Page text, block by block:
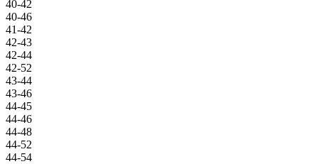
40-42
40-46
41-42
42-43
42-44
42-52
43-44
43-46
44-45
44-46
44-48
44-52
44-54